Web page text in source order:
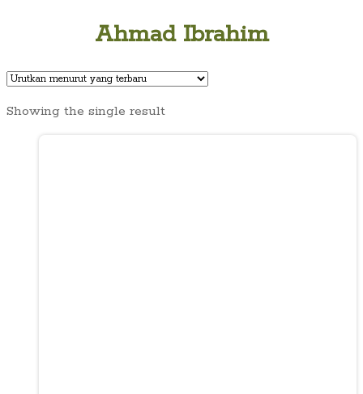
Ahmad Ibrahim
Showing the single result